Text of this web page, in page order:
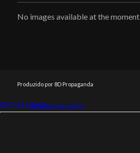
No images available at the moment
Produzido por 8D Propaganda
SEO MUNIZ
Link112Academia êxito